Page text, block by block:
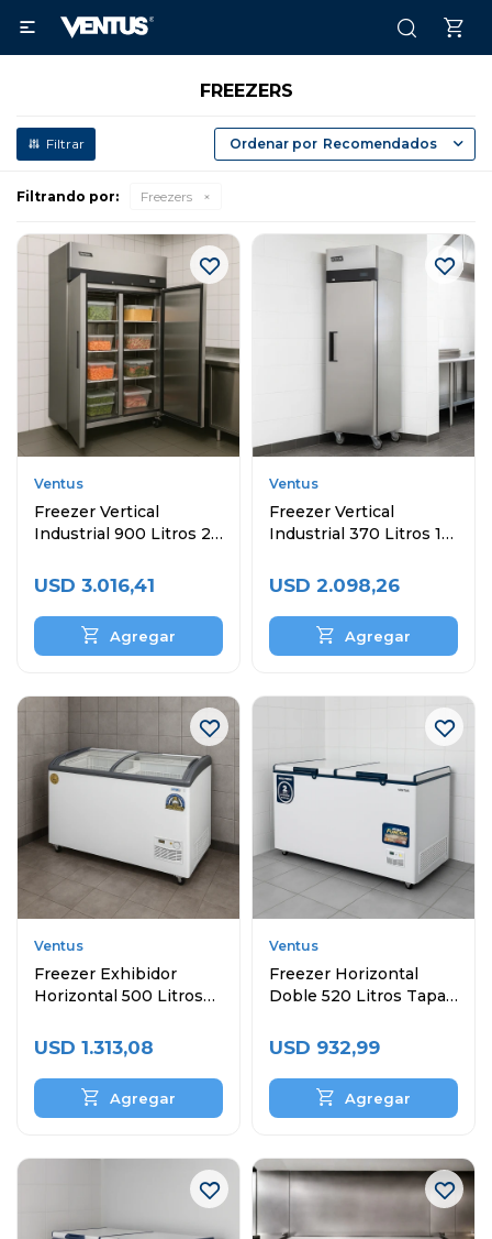

FREEZERS
Recomendados
Filtrando por: Freezers
Ventus
Freezer Vertical
Industrial 900 Litros 2
USD 3.016,41
Ventus
Freezer Vertical
Industrial 370 Litros 1
USD 2.098,26
Ventus
Freezer Exhibidor
Horizontal 500 Litros
USD 1.313,08
Ventus
Freezer Horizontal
Doble 520 Litros Tapa
USD 932,99